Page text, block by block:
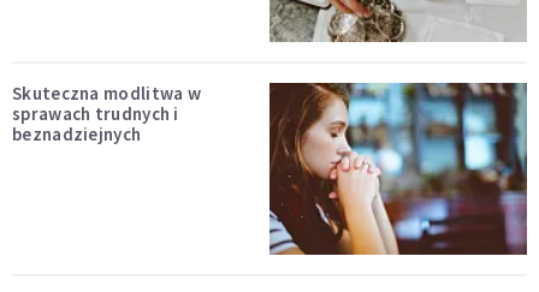
Skuteczna modlitwa w
sprawach trudnych i
beznadziejnych